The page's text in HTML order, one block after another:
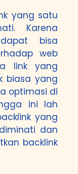
yang satu
Karena
bisa
web
link yang
biasa yang
optimasi di
ini lah
yang
dan
backlink